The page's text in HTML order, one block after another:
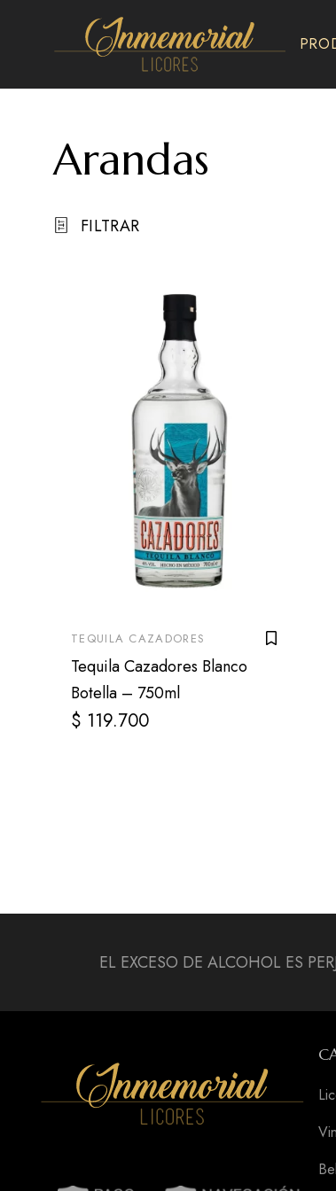
Licores
Arandas
FILTRAR
TEQUILA CAZADORES
Tequila Cazadores Blanco
Botella – 750ml
$ 119.700
EL EXCESO DE ALCOHOL ES